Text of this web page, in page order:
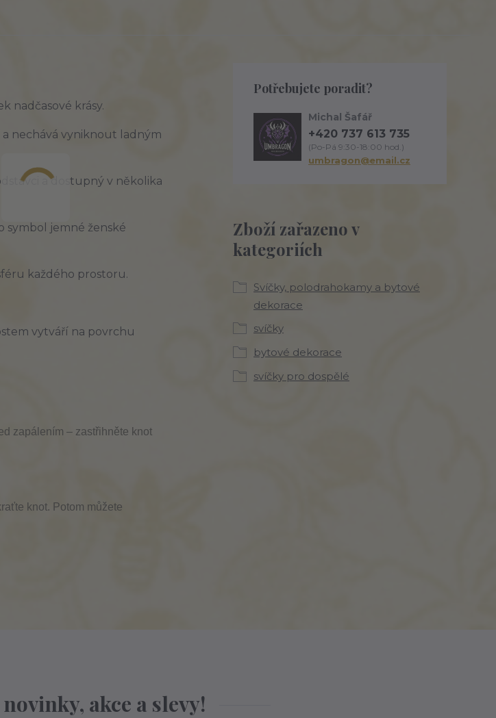
nadčasové krásy.
nechává vyniknout ladným
a dostupný v několika
symbol jemné ženské
každého prostoru.
vytváří na povrchu
zapálením – zastřihněte knot
knot. Potom můžete
Zboží zařazeno v
kategoriích
Svíčky, polodrahokamy a bytové
dekorace
svíčky
bytové dekorace
svíčky pro dospělé
Potřebujete poradit?
Michal Šafář
+420 737 613 735
(Po-Pá 9:30-18:00 hod.)
umbragon@email.cz
akce a slevy!